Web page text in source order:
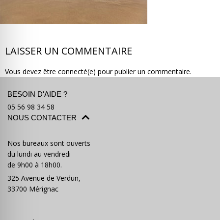
LAISSER UN COMMENTAIRE
Vous devez être connecté(e) pour publier un commentaire.
BESOIN D'AIDE ?
05 56 98 34 58
NOUS CONTACTER
Nos bureaux sont ouverts
du lundi au vendredi
de 9h00 à 18h00.
325 Avenue de Verdun,
33700 Mérignac